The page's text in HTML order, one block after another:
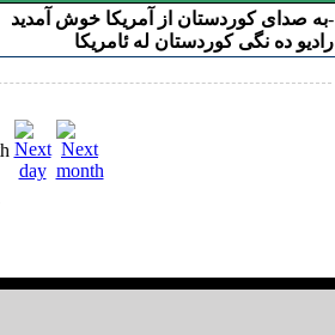
به صدای کوردستان از آمریکا خوش آمدید-
رادیو ده نگی کوردستان له ئامریکا